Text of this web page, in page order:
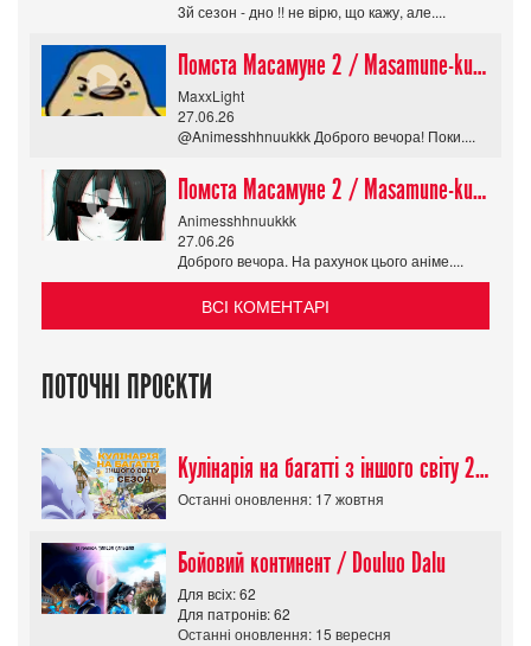
3й сезон - дно !! не вірю, що кажу, але....
Помста Масамуне 2 / Masamune-kun no Revenge R
MaxxLight
27.06.26
@Animesshhnuukkk Доброго вечора! Поки....
Помста Масамуне 2 / Masamune-kun no Revenge R
Animesshhnuukkk
27.06.26
Доброго вечора. На рахунок цього аніме....
ВСІ КОМЕНТАРІ
ПОТОЧНІ ПРОЄКТИ
Кулінарія на багатті з іншого світу 2 сезон/ Tondemo Skill de Isekai Hourou
Останні оновлення: 17 жовтня
Бойовий континент / Douluo Dalu
Для всіх: 62
Для патронів: 62
Останні оновлення: 15 вересня